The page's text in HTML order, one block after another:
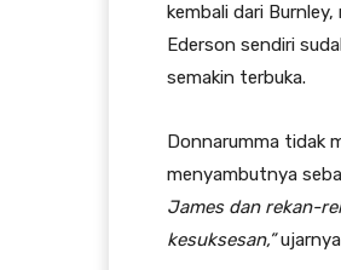
kembali dari
Ederson sendiri
semakin terbuka.
Donnarumma tidak
menyambutnya
James dan rekan-
kesuksesan,”